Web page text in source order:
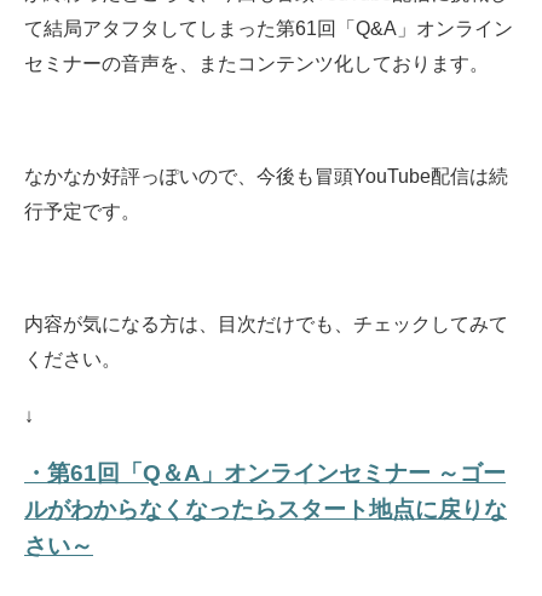
て結局アタフタしてしまった第61回「Q&A」オンライン
セミナーの音声を、またコンテンツ化しております。
なかなか好評っぽいので、今後も冒頭YouTube配信は続
行予定です。
内容が気になる方は、目次だけでも、チェックしてみて
ください。
↓
・第61回「Q＆A」オンラインセミナー ～ゴー
ルがわからなくなったらスタート地点に戻りな
さい～